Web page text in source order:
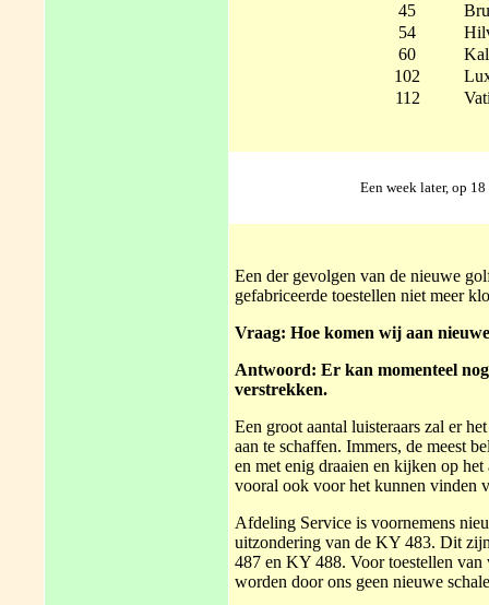
45
54
60
102
112
Een week later, op
Een der gevolgen van de nieuwe
gefabriceerde toestellen niet meer
Vraag: Hoe komen wij aan
Antwoord: Er kan momenteel
verstrekken.
Een groot aantal luisteraars zal er
aan te schaffen. Immers, de meest
en met enig draaien en kijken op
vooral ook voor het kunnen vinden
Afdeling Service is voornemens
uitzondering van de KY 483. Dit
487 en KY 488. Voor toestellen van
worden door ons geen nieuwe